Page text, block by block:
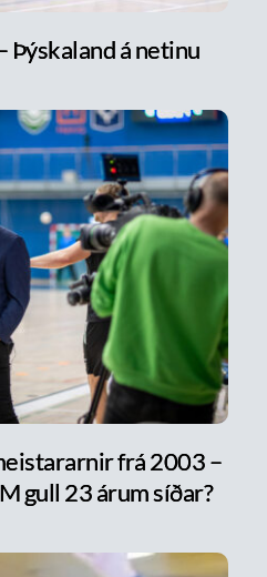
Þýskaland á netinu
frá 2003 –
gull 23 árum síðar?